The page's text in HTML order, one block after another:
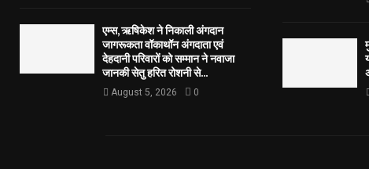
एम्स, ऋषिकेश ने निकाली अंगदान
जागरूकता वॉकाथॉन अंगदाता एवं
देहदानी परिवारों को सम्मान ने नवाजा
जानकी सेतु हरित रोशनी से...
August 5, 2026 0